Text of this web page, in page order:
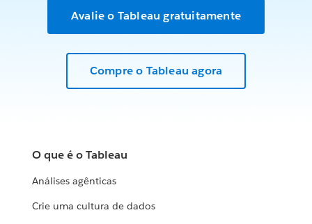
Avalie o Tableau gratuitamente
Compre o Tableau agora
O que é o Tableau
Análises agênticas
Crie uma cultura de dados